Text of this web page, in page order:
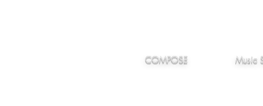
COMPOSE Music